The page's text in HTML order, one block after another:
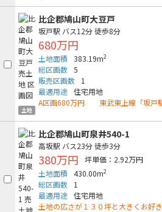
土地
比企郡鳩山町大豆戸
坂戸駅 バス12分徒歩8分
680万円
土地面積 383.19m2
総区画数 5
販売区画数
1
最適用途 住宅用地
A区画680万円 東武東上線「坂戸
比企郡鳩山町泉井540-1
高坂駅 バス23分徒歩3分
380万円
坪単価：2.92万円
土地面積
430.00m2
総区画数
1
最適用途 住宅用地
土地の広さが１３０坪と大きくお好